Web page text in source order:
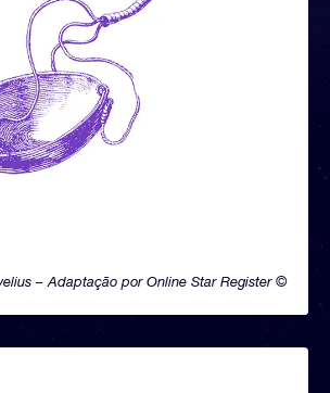
– Adaptação por Online Star Register ©